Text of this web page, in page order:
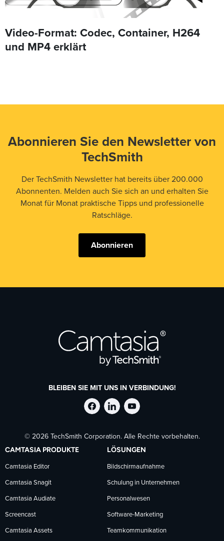
Video-Format: Codec, Container, H264
und MP4 erklärt
Abonnieren Sie den Newsletter von
TechSmith
Der TechSmith Newsletter hat bereits über 200.000
Abonnenten. Melden auch Sie sich an und erhalten Sie
Monat für Monat praktische Tipps und professionelle
Ratschläge.
Abonnieren
BLEIBEN SIE MIT UNS IN VERBINDUNG!
TechSmith
auf
Facebook
folgen
TechSmith
auf
LinkedIn
folgen
TechSmith
auf
YouTube
folgen
© 2026 TechSmith Corporation. Alle Rechte vorbehalten.
CAMTASIA PRODUKTE
Camtasia Editor
Camtasia Snagit
Camtasia Audiate
Screencast
Camtasia Assets
LÖSUNGEN
Bildschirmaufnahme
Schulung in Unternehmen
Personalwesen
Software-Marketing
Teamkommunikation